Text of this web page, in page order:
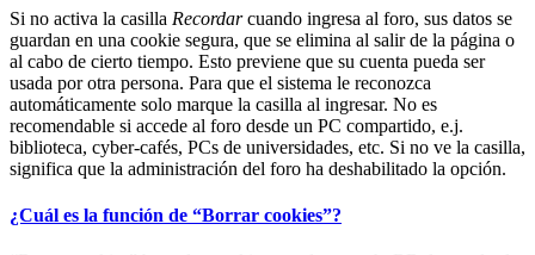
Si no activa la casilla Recordarcuando ingresa al foro, sus datos se
guardan en una cookie segura, que se elimina al salir de la página o
al cabo de cierto tiempo. Esto previene que su cuenta pueda ser
usada por otra persona. Para que el sistema le reconozca
automáticamente solo marque la casilla al ingresar. No es
recomendable si accede al foro desde un PC compartido, e.j.
biblioteca, cyber-cafés, PCs de universidades, etc. Si no ve la casilla,
significa que la administración del foro ha deshabilitado la opción.
¿Cuál es la función de “Borrar cookies”?